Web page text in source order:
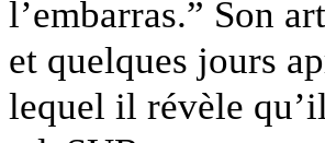
l’embarras.” Son
et quelques jours
lequel il révèle